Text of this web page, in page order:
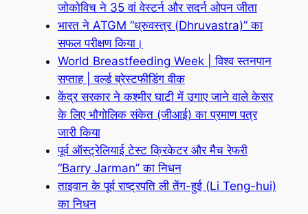
जोकोविच ने 35 वां वेस्टर्न और सदर्न ओपन जीता
भारत ने ATGM “ध्रुवस्त्र (Dhruvastra)” का
सफल परीक्षण किया।
World Breastfeeding Week | विश्व स्तनपान
सप्ताह | वर्ल्ड ब्रेस्टफीडिंग वीक
केंद्र सरकार ने कश्मीर घाटी में उगाए जाने वाले केसर
के लिए भौगोलिक संकेत (जीआई) का प्रमाण पत्र
जारी किया
पूर्व ऑस्ट्रेलियाई टेस्ट क्रिकेटर और मैच रेफरी
“Barry Jarman” का निधन
ताइवान के पूर्व राष्ट्रपति ली तेंग-हुई (Li Teng-hui)
का निधन